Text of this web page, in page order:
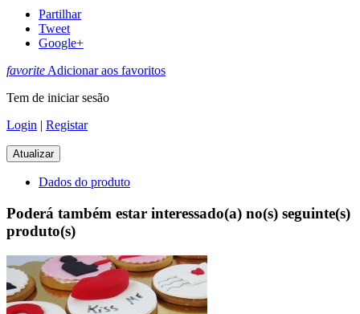
Partilhar
Tweet
Google+
favoriteAdicionar aos favoritos
Tem de iniciar sesão
Login | Registar
Dados do produto
Poderá também estar interessado(a) no(s) seguinte(s)
produto(s)